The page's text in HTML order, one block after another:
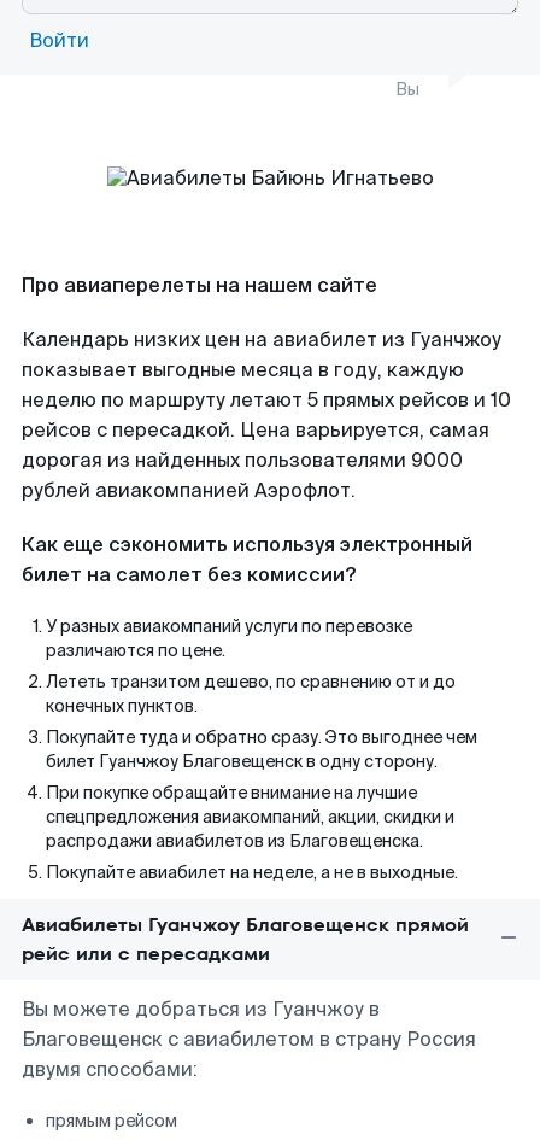
Войти
Вы
Про авиаперелеты на нашем сайте
Календарь низких цен на авиабилет из Гуанчжоу
показывает выгодные месяца в году, каждую
неделю по маршруту летают 5 прямых рейсов и 10
рейсов с пересадкой. Цена варьируется, самая
дорогая из найденных пользователями 9000
рублей авиакомпанией Аэрофлот.
Как еще сэкономить используя электронный
билет на самолет без комиссии?
У разных авиакомпаний услуги по перевозке
различаются по цене.
Лететь транзитом дешево, по сравнению от и до
конечных пунктов.
Покупайте туда и обратно сразу. Это выгоднее чем
билет Гуанчжоу Благовещенск в одну сторону.
При покупке обращайте внимание на лучшие
спецпредложения авиакомпаний, акции, скидки и
распродажи авиабилетов из Благовещенска.
Покупайте авиабилет на неделе, а не в выходные.
Авиабилеты Гуанчжоу Благовещенск прямой
рейс или с пересадками
Вы можете добраться из Гуанчжоу в
Благовещенск с авиабилетом в страну Россия
двумя способами:
прямым рейсом